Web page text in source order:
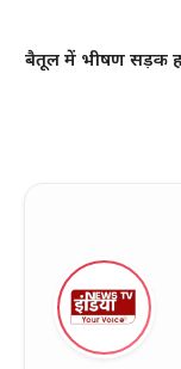
बैतूल में भीषण सड़क